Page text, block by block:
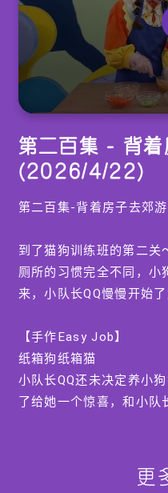
of
0
seconds
第二百集 - 背着
(2026/4/22)
第二百集-背着房子去郊游
到了猫狗训练班的第二关
厕所的习惯完全不同，小
来，小队长QQ慢慢开始了
【手作Easy Job】
纸箱狗纸箱猫
小队长QQ还未决定养小
了给她一个惊喜，和小队
更